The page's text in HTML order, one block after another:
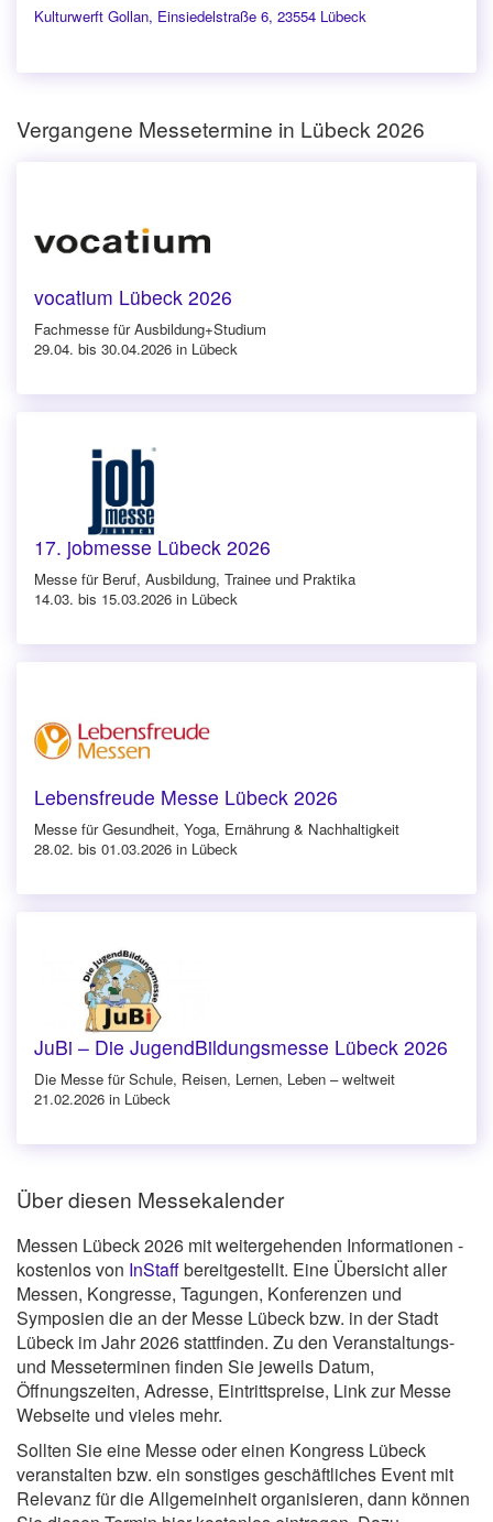
Kulturwerft Gollan, Einsiedelstraße 6, 23554 Lübeck
Vergangene Messetermine in Lübeck 2026
vocatium Lübeck 2026
Fachmesse für Ausbildung+Studium
29.04. bis 30.04.2026 in Lübeck
17. jobmesse Lübeck 2026
Messe für Beruf, Ausbildung, Trainee und Praktika
14.03. bis 15.03.2026 in Lübeck
Lebensfreude Messe Lübeck 2026
Messe für Gesundheit, Yoga, Ernährung & Nachhaltigkeit
28.02. bis 01.03.2026 in Lübeck
JuBi – Die JugendBildungsmesse Lübeck 2026
Die Messe für Schule, Reisen, Lernen, Leben – weltweit
21.02.2026 in Lübeck
Über diesen Messekalender
Messen Lübeck 2026 mit weitergehenden Informationen -
kostenlos von InStaffbereitgestellt. Eine Übersicht aller
Messen, Kongresse, Tagungen, Konferenzen und
Symposien die an der Messe Lübeck bzw. in der Stadt
Lübeck im Jahr 2026 stattfinden. Zu den Veranstaltungs-
und Messeterminen finden Sie jeweils Datum,
Öffnungszeiten, Adresse, Eintrittspreise, Link zur Messe
Webseite und vieles mehr.
Sollten Sie eine Messe oder einen Kongress Lübeck
veranstalten bzw. ein sonstiges geschäftliches Event mit
Relevanz für die Allgemeinheit organisieren, dann können